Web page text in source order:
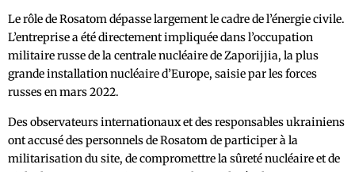
Le rôle de Rosatom dépasse largement le cadre de l’énergie civile.
L’entreprise a été directement impliquée dans l’occupation
militaire russe de la centrale nucléaire de Zaporijjia, la plus
grande installation nucléaire d’Europe, saisie par les forces
russes en mars 2022.
Des observateurs internationaux et des responsables ukrainiens
ont accusé des personnels de Rosatom de participer à la
militarisation du site, de compromettre la sûreté nucléaire et de